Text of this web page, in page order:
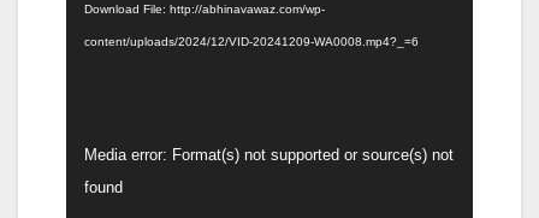
Download File: http://abhinavawaz.com/wp-
content/uploads/2024/12/VID-20241209-WA0008.mp4?_=6
Video
Player
Media error: Format(s) not supported or source(s) not
found